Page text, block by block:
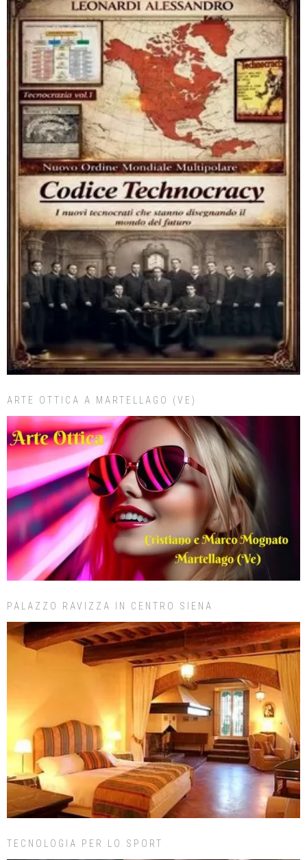
ARTE OTTICA A MARTELLAGO (VE)
PALAZZO RAVIZZA IN CENTRO SIENA
TECNOLOGIA PER LO SPORT